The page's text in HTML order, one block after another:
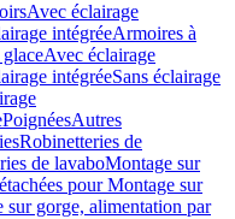
Avec éclairage
intégréeArmoires à
Avec éclairage
intégréeSans éclairage
PoignéesAutres
Robinetteries de
de lavaboMontage sur
pour Montage sur
sur gorge, alimentation par